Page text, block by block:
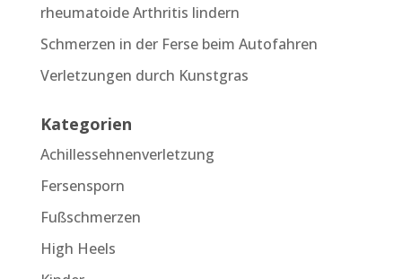
rheumatoide Arthritis lindern
Schmerzen in der Ferse beim Autofahren
Verletzungen durch Kunstgras
Kategorien
Achillessehnenverletzung
Fersensporn
Fußschmerzen
High Heels